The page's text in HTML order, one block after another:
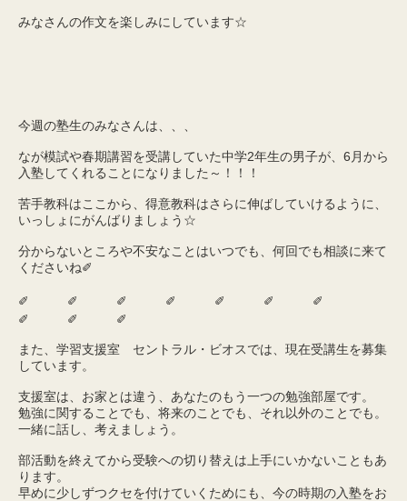
みなさんの作文を楽しみにしています☆
今週の塾生のみなさんは、、、
なが模試や春期講習を受講していた中学2年生の男子が、6月から
入塾してくれることになりました～！！！
苦手教科はここから、得意教科はさらに伸ばしていけるように、
いっしょにがんばりましょう☆
分からないところや不安なことはいつでも、何回でも相談に来て
くださいね✐
✐ ✐ ✐ ✐ ✐ ✐ ✐
✐ ✐ ✐
また、学習支援室 セントラル・ビオスでは、現在受講生を募集
しています。
支援室は、お家とは違う、あなたのもう一つの勉強部屋です。
勉強に関することでも、将来のことでも、それ以外のことでも。
一緒に話し、考えましょう。
部活動を終えてから受験への切り替えは上手にいかないこともあ
ります。
早めに少しずつクセを付けていくためにも、今の時期の入塾をお